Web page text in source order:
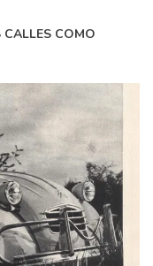
CALLES COMO